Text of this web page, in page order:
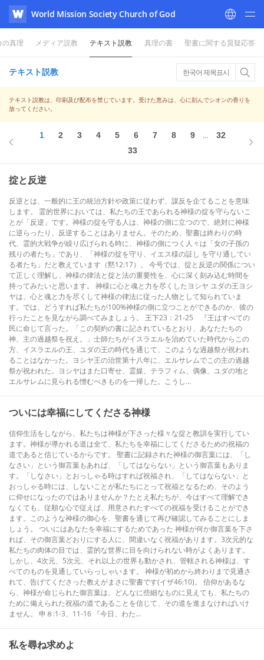
WATV
World Mission Society Church of God
の真理 メディア説教 テキスト説教 真理の書 聖書に関する質疑応答
テキスト説教 한국어 제목표시
テキスト説教は、印刷及び配布を禁じています。受けた恵みは、心に刻んでシオンの香りを
放ってください。
1 2 3 4 5 6 7 8 9 ...
32
33
掟と反逆
反逆とは、一般的に王の統治方針や政策に従わず、謀反を企てることを意味
します。 霊的世界においては、私たちの王であられる神様の掟を守らないこ
とが「反逆」です。神様の掟を守る人は、神様の側に立つので、絶対に神様
に逆らったり、反逆することはありません。そのため、聖書は終わりの時
代、霊的大戦争が繰り広げられる時に、神様の側につく人々は「女の子孫の
残りの者たち」であり、「神様の掟を守り、イエス様の証し を守り通してい
る者たち」だと教えています（黙12:17）。 今号では、掟と反逆の関係につい
て正しく理解し、神様の律法と掟と法の重要性を、心に深く刻み込む時間を
持ってみたいと思います。 神様に心と魂と力を尽くしたヨシヤ ユダの王ヨシ
ヤは、心と魂と力を尽くして神様の律法に従った人物として知られていま
す。では、どうすれば私たちが100%神様の側に立つことができるのか、彼の
行ったことを見ながら調べてみましょう。 王下23：21-25 『王はすべての
民に命じて言った。「この契約の書に記されているとおり、あなたたちの
神、主の過越祭を祝え。」士師たちがイスラエルを治めていた時代からこの
方、イスラエルの王、ユダの王の時代を通じて、このような過越祭が祝われ
ることはなかった。ヨシヤ王の治世第十八年に、エルサレムでこの主の過越
祭が祝われた。ヨシヤはまた口寄せ、霊媒、テラフィム、偶像、ユダの地と
エルサレムに見られる憎むべきものを一掃した。こうし...
ついには幸福にしてくださる神様
信仰生活をしながら、私たちは神様が下さった様々な掟と教訓を実行してい
ます。神様が導かれる道は全て、私たちを幸福にしてくださるための祝福の
道であると信じているからです。 聖書に記録された神様の御言葉には、「し
なさい」という御言葉もあれば、「してはならない」という御言葉もありま
す。「しなさい」とおっしゃる時はすれば祝福され、「してはならない」と
おっしゃる時には、しないことが私たちにとって祝福となるため、そのよう
に仰せになったのではありませんか？たとえ私たちが、今はすべて理解でき
なくても、従順な心で従えば、用意されたすべての祝福を受けることができ
ます。このような神様の御心を、聖書を通じて再び確認してみることにしま
しょう。 ついにはあなたを幸福にするためであった 神様が何か御言葉を下さ
れば、その御言葉どおりにする人に、間違いなく祝福があります。3次元的な
私たちの肉体の目では、霊的な世界に目を向けられない時がよくあります。
しかし、4次元、5次元、それ以上の世界も動かされ、管轄される神様は、す
べてのものを見通していらっしゃいます。 神様が初めから終わりまで見通さ
れて、告げてくださった教えがまさに聖書です(イザ46:10)。 信仰があるな
ら、神様が命じられた御言葉は、どんなに些細なものに見えても、私たちの
ために備えられた祝福の道であることを信じて、その道を進まなければいけ
ません。 申８:1-3、11-16 『今日、わた...
私を尋ね求めよ